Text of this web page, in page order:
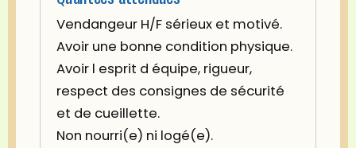
Vendangeur H/F sérieux et motivé.
Avoir une bonne condition physique.
Avoir l esprit d équipe, rigueur,
respect des consignes de sécurité
et de cueillette.
Non nourri(e) ni logé(e).